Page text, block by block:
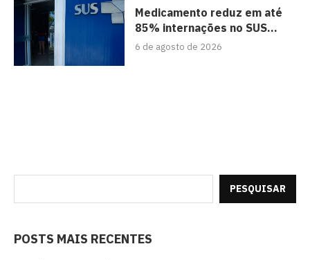
Medicamento reduz em até
85% internações no SUS...
6 de agosto de 2026
PESQUISAR
POSTS MAIS RECENTES